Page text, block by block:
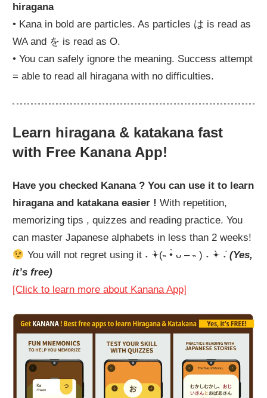
hiragana
• Kana in bold are particles. As particles は is read as
WA and を is read as O.
• You can safely ignore the meaning. Success attempt
= able to read all hiragana with no difficulties.
Learn hiragana & katakana fast
with Free Kanana App!
Have you checked Kanana ? You can use it to learn
hiragana and katakana easier ! With repetition,
memorizing tips , quizzes and reading practice. You
can master Japanese alphabets in less than 2 weeks!
You will not regret using it ˖ ݁𖥔(˵ •̀ ᴗ – ˵ ) ˖ ݁𖥔 ݁˖ (Yes,
it’s free)
[Click to learn more about Kanana App]